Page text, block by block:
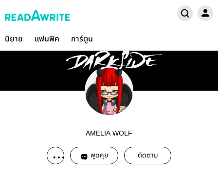
นิยาย แฟนฟิค การ์ตูน
AMELIA WOLF
พูดคุย ติดตาม